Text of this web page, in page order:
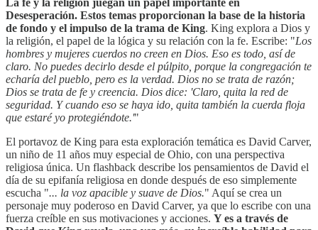
Desesperación. Estos temas proporcionan la base de la historia
de fondo y el impulso de la trama de King. King explora a Dios y
la religión, el papel de la lógica y su relación con la fe. Escribe: "Los
hombres y mujeres cuerdos no creen en Dios. Eso es todo, así de
claro. No puedes decirlo desde el púlpito, porque la congregación te
echaría del pueblo, pero es la verdad. Dios no se trata de razón;
Dios se trata de fe y creencia. Dios dice: 'Claro, quita la red de
seguridad. Y cuando eso se haya ido, quita también la cuerda floja
que estaré yo protegiéndote.'"
El portavoz de King para esta exploración temática es David Carver,
un niño de 11 años muy especial de Ohio, con una perspectiva
religiosa única. Un flashback describe los pensamientos de David el
día de su epifanía religiosa en donde después de eso simplemente
escucha "... la voz apacible y suave de Dios." Aquí se crea un
personaje muy poderoso en David Carver, ya que lo escribe con una
fuerza creíble en sus motivaciones y acciones. Y es a través de